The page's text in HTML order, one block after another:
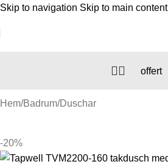
Skip to navigation Skip to main content
offert
Hem/Badrum/Duschar
-20%